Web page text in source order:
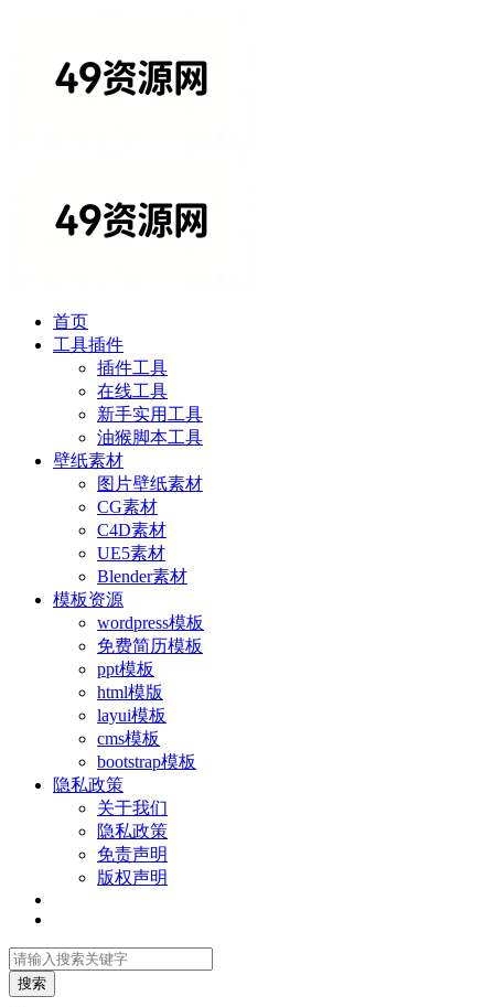
首页
工具插件
插件工具
在线工具
新手实用工具
油猴脚本工具
壁纸素材
图片壁纸素材
CG素材
C4D素材
UE5素材
Blender素材
模板资源
wordpress模板
免费简历模板
ppt模板
html模版
layui模板
cms模板
bootstrap模板
隐私政策
关于我们
隐私政策
免责声明
版权声明
搜索